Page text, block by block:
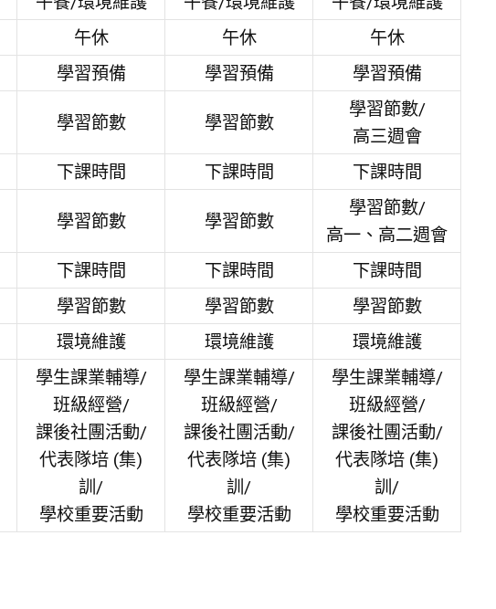
午休 午休
午休
學習預備 學習預備 學習預備
學習節數 學習節數
學習節數/
高三週會
下課時間 下課時間 下課時間
學習節數 學習節數
學習節數/
高一、高二週會
下課時間 下課時間
下課時間
學習節數 學習節數
學習節數
環境維護 環境維護 環境維護
學生課業輔導/
班級經營/
課後社團活動/
代表隊培 (集)
訓/
學校重要活動
學生課業輔導/
班級經營/
課後社團活動/
代表隊培 (集)
訓/
學校重要活動
學生課業輔導/
班級經營/
課後社團活動/
代表隊培 (集)
訓/
學校重要活動